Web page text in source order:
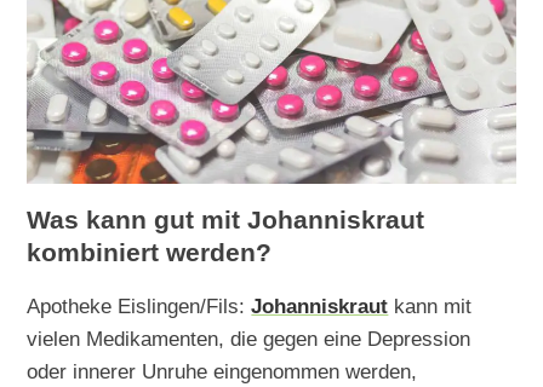
Was kann gut mit Johanniskraut
kombiniert werden?
Apotheke Eislingen/Fils:Johanniskraut kann mit
vielen Medikamenten, die gegen eine Depression
oder innerer Unruhe eingenommen werden,